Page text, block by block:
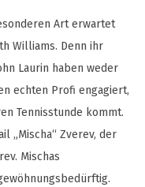
Art erwartet
Williams. Denn ihr
Laurin haben weder
echten Profi engagiert,
Tennisstunde kommt.
„Mischa“ Zverev, der
Mischas